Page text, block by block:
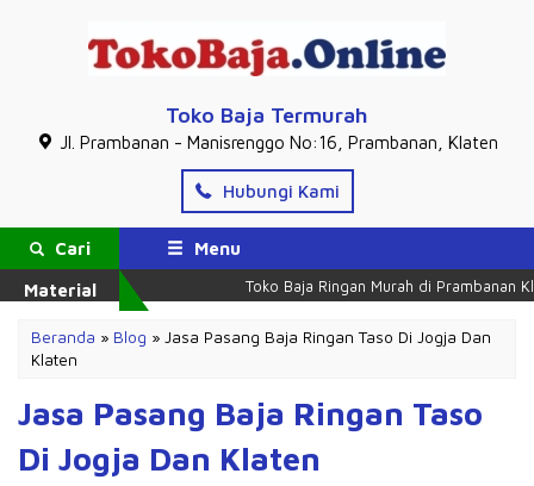
Toko Baja Termurah
Jl. Prambanan - Manisrenggo No:16, Prambanan, Klaten
Hubungi Kami
Cari
Material
Menu
Toko Baja Ringan Murah di Prambanan
Beranda » Blog » Jasa Pasang Baja Ringan Taso Di Jogja Dan
Klaten
Jasa Pasang Baja Ringan Taso
Di Jogja Dan Klaten